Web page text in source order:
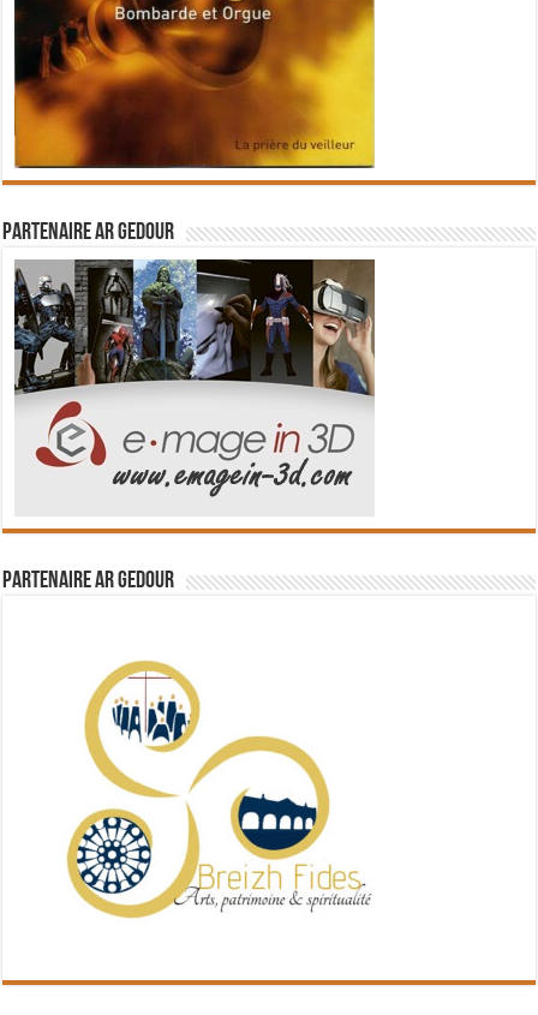
Partenaire Ar Gedour
Partenaire Ar Gedour